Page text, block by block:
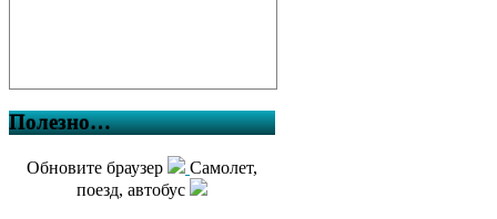
Полезно…
Обновите браузер
Самолет,
поезд, автобус